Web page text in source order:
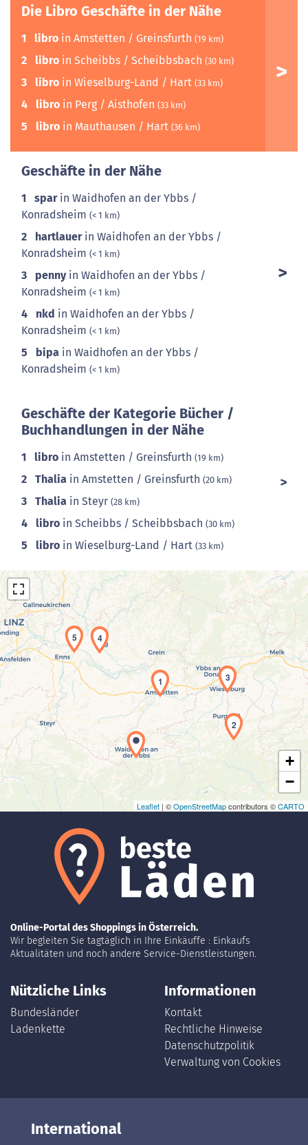
Die Libro Geschäfte in der Nähe
1 libro in Amstetten / Greinsfurth (19 km)
2 libro in Scheibbs / Scheibbsbach (30 km)
3 libro in Wieselburg-Land / Hart (33 km)
4 libro in Perg / Aisthofen (33 km)
5 libro in Mauthausen / Hart (36 km)
Geschäfte in der Nähe
1 sparin Waidhofen an der Ybbs /
Konradsheim (< 1 km)
2 hartlauerin Waidhofen an der Ybbs /
Konradsheim (< 1 km)
3 pennyin Waidhofen an der Ybbs /
Konradsheim (< 1 km)
4 nkd in Waidhofen an der Ybbs /
Konradsheim (< 1 km)
5 bipa in Waidhofen an der Ybbs /
Konradsheim (< 1 km)
Geschäfte der Kategorie Bücher /
Buchhandlungen in der Nähe
1 libro in Amstetten / Greinsfurth (19 km)
2 Thalia in Amstetten / Greinsfurth (20 km)
3 Thalia in Steyr (28 km)
4 libro in Scheibbs / Scheibbsbach (30 km)
5 libro in Wieselburg-Land / Hart (33 km)
Laden der Karte...
1
2
3
4
5
+
−
Leaflet | ©OpenStreetMapcontributors ©CARTO
Online-Portal des Shoppings in Österreich.
Wir begleiten Sie tagtäglich in Ihre Einkäuffe : Einkaufs
Aktualitäten und noch andere Service-Dienstleistungen.
Nützliche Links
Bundesländer
Ladenkette
Informationen
Kontakt
Rechtliche Hinweise
Datenschutzpolitik
Verwaltung von Cookies
International